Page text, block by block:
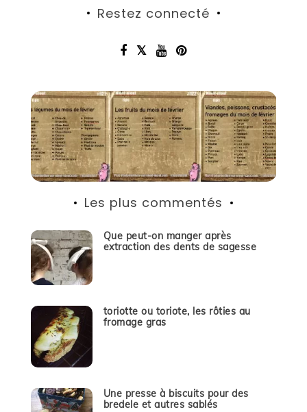
Restez connecté
Les plus commentés
Que peut-on manger après
extraction des dents de sagesse
toriotte ou toriote, les rôties au
fromage gras
Une presse à biscuits pour des
bredele et autres sablés